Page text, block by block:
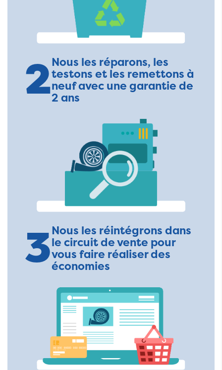
2Nous les réparons, les
testons et les remettons à
neuf avec une garantie de
2 ans
3Nous les réintégrons dans
le circuit de vente pour
vous faire réaliser des
économies